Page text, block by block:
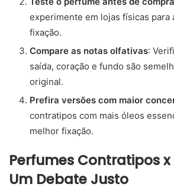
experimente em lojas físicas para
fixação.
Compare as notas olfativas:
saída, coração e fundo são
original.
Prefira versões com maior
contratipos com mais óleos
melhor fixação.
Perfumes Contratipos x
Um Debate Justo